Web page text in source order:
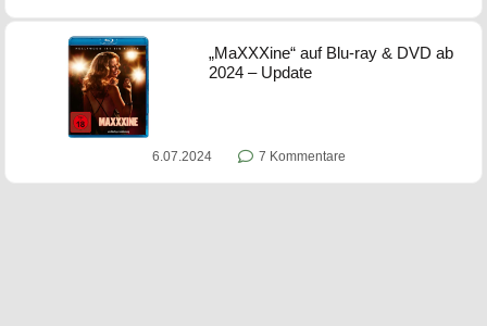
„MaXXXine“ auf Blu-ray & DVD ab
2024 – Update
6.07.2024 7 Kommentare